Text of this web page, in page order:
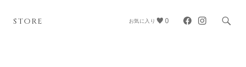
STORE お気に入り 0